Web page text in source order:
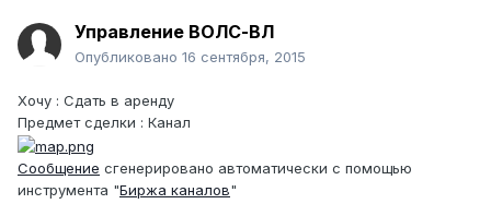
Управление ВОЛС-ВЛ
Опубликовано 16 сентября, 2015
Хочу : Сдать в аренду
Предмет сделки : Канал
Сообщение сгенерировано автоматически с помощью
инструмента "Биржа каналов"